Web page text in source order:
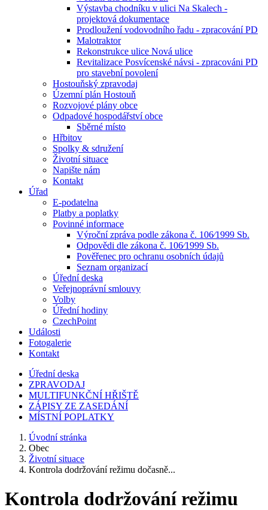
Výstavba chodníku v ulici Na Skalech -
projektová dokumentace
Prodloužení vodovodního řadu - zpracování PD
Malotraktor
Rekonstrukce ulice Nová ulice
Revitalizace Posvícenské návsi - zpracováni PD
pro stavební povolení
Hostouňský zpravodaj
Územní plán Hostouň
Rozvojové plány obce
Odpadové hospodářství obce
Sběrné místo
Hřbitov
Spolky & sdružení
Životní situace
Napište nám
Kontakt
Úřad
E-podatelna
Platby a poplatky
Povinné informace
Výroční zpráva podle zákona č. 106⁄1999 Sb.
Odpovědi dle zákona č. 106⁄1999 Sb.
Pověřenec pro ochranu osobních údajů
Seznam organizací
Úřední deska
Veřejnoprávní smlouvy
Volby
Úřední hodiny
CzechPoint
Události
Fotogalerie
Kontakt
Úřední deska
ZPRAVODAJ
MULTIFUNKČNÍ HŘIŠTĚ
ZÁPISY ZE ZASEDÁNÍ
MÍSTNÍ POPLATKY
Úvodní stránka
Obec
Životní situace
Kontrola dodržování režimu dočasně...
Kontrola dodržování režimu